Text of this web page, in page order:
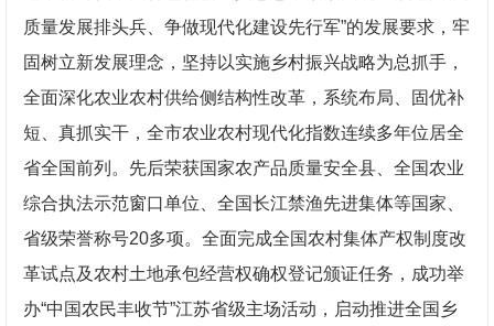
质量发展排头兵、争做现代化建设先行军”的发展要求，牢
固树立新发展理念，坚持以实施乡村振兴战略为总抓手，
全面深化农业农村供给侧结构性改革，系统布局、固优补
短、真抓实干，全市农业农村现代化指数连续多年位居全
省全国前列。先后荣获国家农产品质量安全县、全国农业
综合执法示范窗口单位、全国长江禁渔先进集体等国家、
省级荣誉称号20多项。全面完成全国农村集体产权制度改
革试点及农村土地承包经营权确权登记颁证任务，成功举
办“中国农民丰收节”江苏省级主场活动，启动推进全国乡